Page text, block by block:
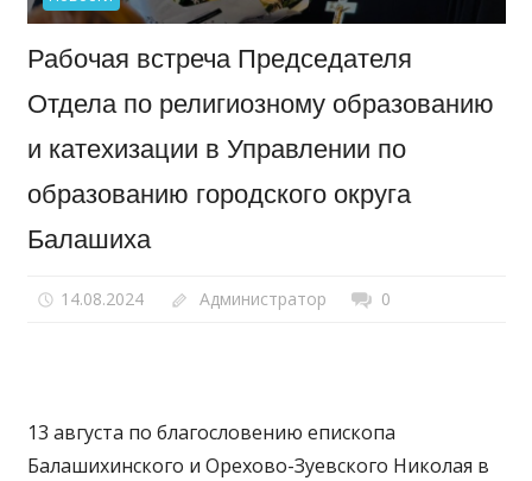
Рабочая встреча Председателя
Отдела по религиозному образованию
и катехизации в Управлении по
образованию городского округа
Балашиха
14.08.2024 Администратор 0
13 августа по благословению епископа
Балашихинского и Орехово-Зуевского Николая в